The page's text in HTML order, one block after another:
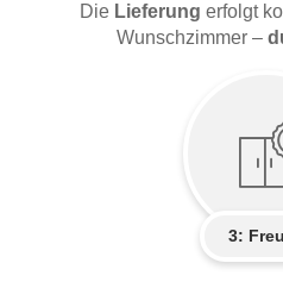
Die Lieferung erfolgt
Wunschzimmer –
3: